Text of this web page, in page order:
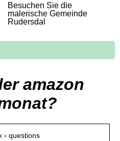
Besuchen Sie die
malerische Gemeinde
Rudersdal
amazon
› questions